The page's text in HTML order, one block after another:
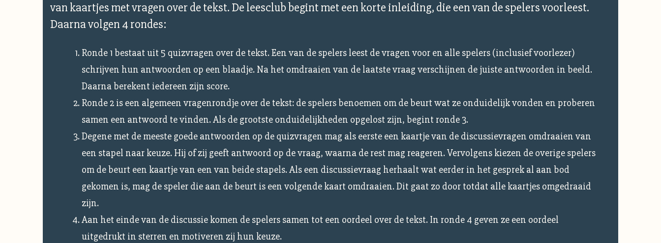
van kaartjes met vragen over de tekst. De leesclub begint met een korte inleiding, die een van de spelers voorleest.
Daarna volgen 4 rondes:
Ronde 1 bestaat uit 5 quizvragen over de tekst. Een van de spelers leest de vragen voor en alle spelers (inclusief voorlezer)
schrijven hun antwoorden op een blaadje. Na het omdraaien van de laatste vraag verschijnen de juiste antwoorden in beeld.
Daarna berekent iedereen zijn score.
Ronde 2 is een algemeen vragenrondje over de tekst: de spelers benoemen om de beurt wat ze onduidelijk vonden en proberen
samen een antwoord te vinden. Als de grootste onduidelijkheden opgelost zijn, begint ronde 3.
Degene met de meeste goede antwoorden op de quizvragen mag als eerste een kaartje van de discussievragen omdraaien van
een stapel naar keuze. Hij of zij geeft antwoord op de vraag, waarna de rest mag reageren. Vervolgens kiezen de overige spelers
om de beurt een kaartje van een van beide stapels. Als een discussievraag herhaalt wat eerder in het gesprek al aan bod
gekomen is, mag de speler die aan de beurt is een volgende kaart omdraaien. Dit gaat zo door totdat alle kaartjes omgedraaid
zijn.
Aan het einde van de discussie komen de spelers samen tot een oordeel over de tekst. In ronde 4 geven ze een oordeel
uitgedrukt in sterren en motiveren zij hun keuze.